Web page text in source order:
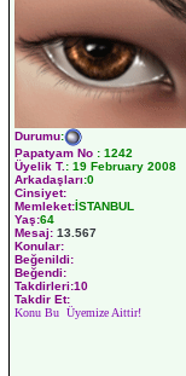
Durumu:
Papatyam No : 1242
Üyelik T.: 19 February 2008
Arkadaşları:0
Cinsiyet:
Memleket:İSTANBUL
Yaş:64
Mesaj: 13.567
Konular:
Beğenildi:
Beğendi:
Takdirleri:10
Takdir Et:
Konu Bu Üyemize Aittir!